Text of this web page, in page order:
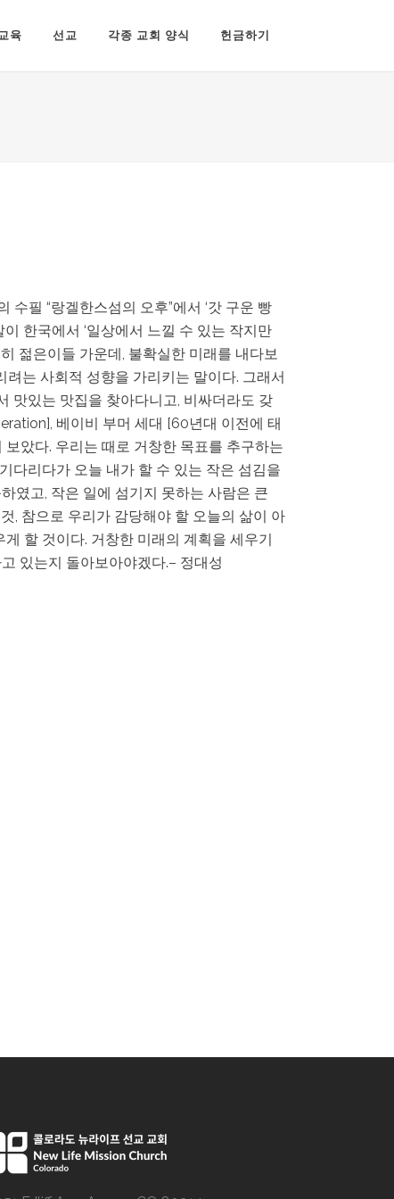
육 선교 각종 교회 양식 헌금하기
필 “랑겔한스섬의 오후”에서 ‘갓 구운 빵
한국에서 ‘일상에서 느낄 수 있는 작지만
젊은이들 가운데, 불확실한 미래를 내다보
는 사회적 성향을 가리키는 말이다. 그래서
맛있는 맛집을 찾아다니고, 비싸더라도 갖
베이비 부머 세대 [60년대 이전에 태
았다. 우리는 때로 거창한 목표를 추구하는
다리다가 오늘 내가 할 수 있는 작은 섬김을
였고, 작은 일에 섬기지 못하는 사람은 큰
, 참으로 우리가 감당해야 할 오늘의 삶이 아
할 것이다. 거창한 미래의 계획을 세우기
있는지 돌아보아야겠다.– 정대성